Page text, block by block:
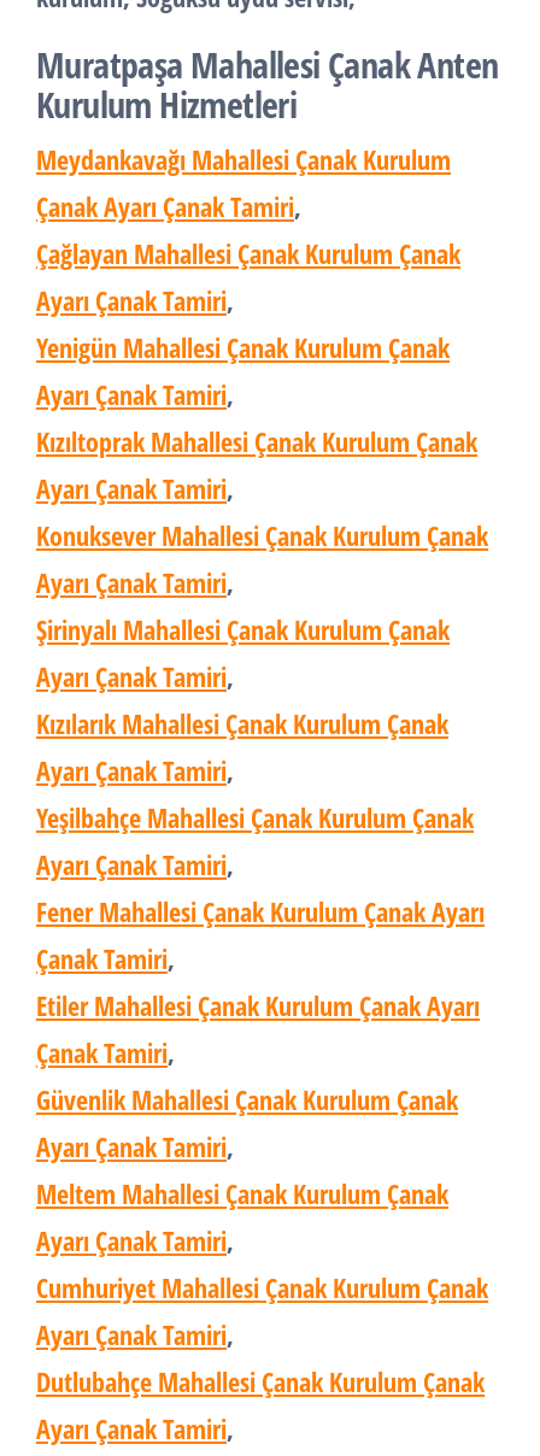
Muratpaşa Mahallesi Çanak Anten
Kurulum Hizmetleri
Meydankavağı Mahallesi Çanak Kurulum
Çanak Ayarı Çanak Tamiri,
Çağlayan Mahallesi Çanak Kurulum Çanak
Ayarı Çanak Tamiri,
Yenigün Mahallesi Çanak Kurulum Çanak
Ayarı Çanak Tamiri,
Kızıltoprak Mahallesi Çanak Kurulum Çanak
Ayarı Çanak Tamiri,
Konuksever Mahallesi Çanak Kurulum Çanak
Ayarı Çanak Tamiri,
Şirinyalı Mahallesi Çanak Kurulum Çanak
Ayarı Çanak Tamiri,
Kızılarık Mahallesi Çanak Kurulum Çanak
Ayarı Çanak Tamiri,
Yeşilbahçe Mahallesi Çanak Kurulum Çanak
Ayarı Çanak Tamiri,
Fener Mahallesi Çanak Kurulum Çanak Ayarı
Çanak Tamiri,
Etiler Mahallesi Çanak Kurulum Çanak Ayarı
Çanak Tamiri,
Güvenlik Mahallesi Çanak Kurulum Çanak
Ayarı Çanak Tamiri,
Meltem Mahallesi Çanak Kurulum Çanak
Ayarı Çanak Tamiri,
Cumhuriyet Mahallesi Çanak Kurulum Çanak
Ayarı Çanak Tamiri,
Dutlubahçe Mahallesi Çanak Kurulum Çanak
Ayarı Çanak Tamiri,